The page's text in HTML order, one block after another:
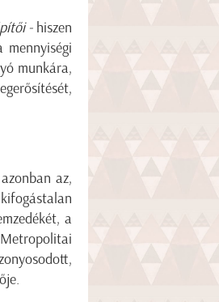
- hiszen
munkára,
az,
a